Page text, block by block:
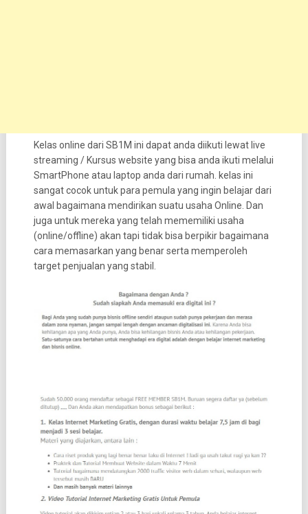
Kelas online dari SB1M ini dapat anda diikuti lewat live
streaming / Kursus website yang bisa anda ikuti melalui
SmartPhone atau laptop anda dari rumah. kelas ini
sangat cocok untuk para pemula yang ingin belajar dari
awal bagaimana mendirikan suatu usaha Online. Dan
juga untuk mereka yang telah mememiliki usaha
(online/offline) akan tapi tidak bisa berpikir bagaimana
cara memasarkan yang benar serta memperoleh
target penjualan yang stabil.